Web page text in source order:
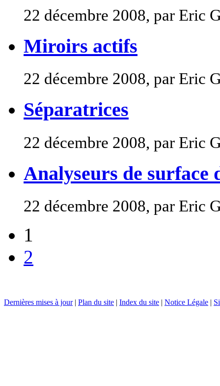
22 décembre 2008, par Eric
Miroirs actifs
22 décembre 2008, par Eric
Séparatrices
22 décembre 2008, par Eric
Analyseurs de surface
22 décembre 2008, par Eric
1
2
Dernières mises à jour| Plan du site | Index du site | Notice Légale |